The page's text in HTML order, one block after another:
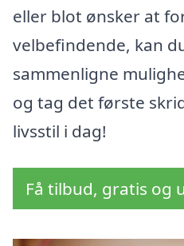
eller blot ønsker at
velbefindende, kan
sammenligne
og tag det første
livsstil i dag!
Få tilbud, gratis og